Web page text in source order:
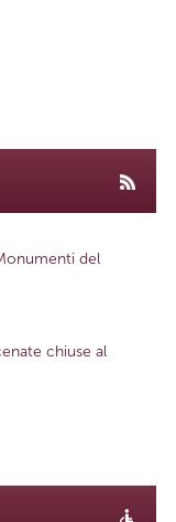
del
chiuse al